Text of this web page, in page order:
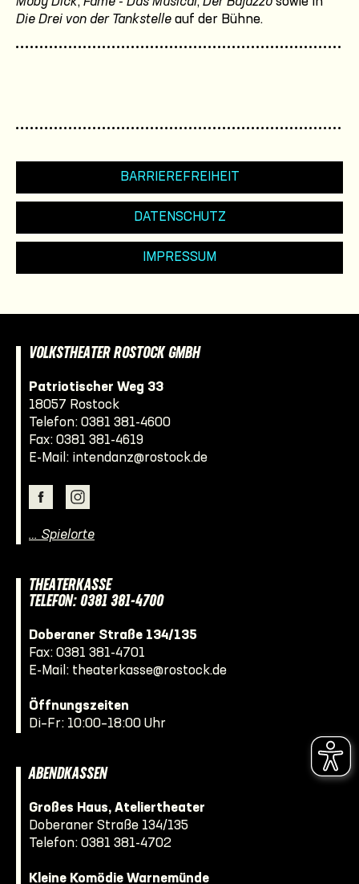
Die Drei von der Tankstelle auf der Bühne.
BARRIEREFREIHEIT
DATENSCHUTZ
IMPRESSUM
VOLKSTHEATER ROSTOCK GMBH
Patriotischer Weg 33
18057 Rostock
Telefon: 0381 381-4600
Fax: 0381 381-4619
E-Mail: intendanz@rostock.de
… Spielorte
THEATERKASSE
TELEFON: 0381 381-4700
Doberaner Straße 134/135
Fax: 0381 381-4701
E-Mail: theaterkasse@rostock.de
Öffnungszeiten
Di–Fr: 10:00–18:00 Uhr
ABENDKASSEN
Großes Haus, Ateliertheater
Doberaner Straße 134/135
Telefon: 0381 381-4702
Kleine Komödie Warnemünde